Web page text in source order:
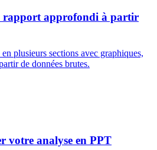
rapport approfondi à partir
plusieurs sections avec graphiques,
de données brutes.
votre analyse en PPT